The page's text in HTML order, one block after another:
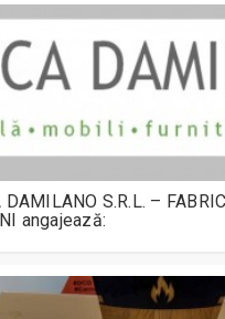
DAMILANO S.R.L. –
angajează: